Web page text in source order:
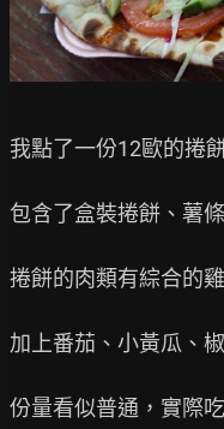
我點了一份12歐的捲
包含了盒裝捲餅、薯
捲餅的肉類有綜合的
加上番茄、小黃瓜、
份量看似普通，實際